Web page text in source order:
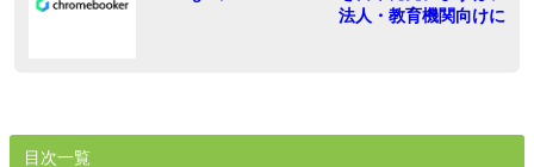
法人・教育機関向けに
目次一覧